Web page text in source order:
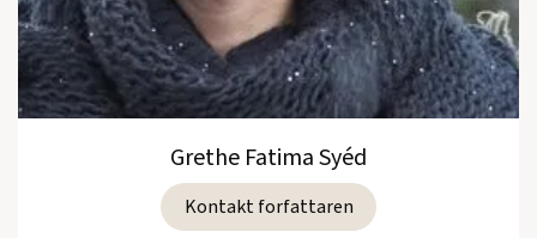
Grethe Fatima Syéd
Kontakt forfattaren